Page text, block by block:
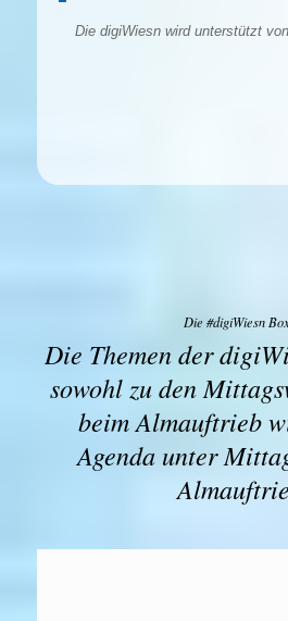
Die digiWiesn wird unterstützt
Die #digiWiesn
Die Themen der
sowohl zu den
beim Almauftrieb
Agenda unter